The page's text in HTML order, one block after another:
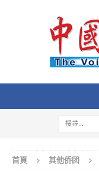
首頁 其他侨团